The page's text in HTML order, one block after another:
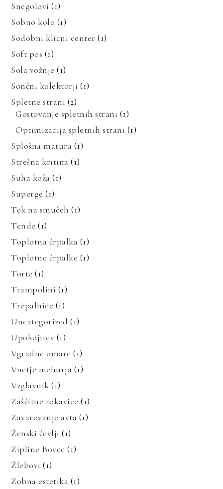
Snegolovi (1)
Sobno kolo (1)
Sodobni klicni center (1)
Soft pos (1)
Šola vožnje (1)
Sončni kolektorji (1)
Spletne strani (2)
Gostovanje spletnih strani (1)
Optimizacija spletnih strani (1)
Splošna matura (1)
Strešna kritina (1)
Suha koža (1)
Superge (1)
Tek na smučeh (1)
Tende (1)
Toplotna črpalka (1)
Toplotne črpalke (1)
Torte (1)
Trampolini (1)
Trepalnice (1)
Uncategorized (1)
Upokojitev (1)
Vgradne omare (1)
Vnetje mehurja (1)
Vzglavnik (1)
Zaščitne rokavice (1)
Zavarovanje avta (1)
Ženski čevlji (1)
Zipline Bovec (1)
Žlebovi (1)
Zobna estetika (1)